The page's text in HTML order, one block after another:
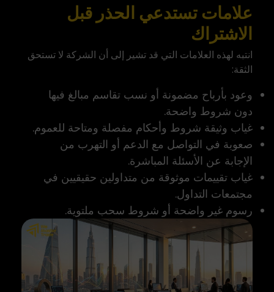
علامات تستدعي الحذر قبل
الاشتراك
انتبه لهذه العلامات التي قد تشير إلى أن الشركة لا تستحق
الثقة:
وعود بأرباح مضمونة أو نسب تقاسم مبالغ فيها
دون شروط واضحة.
غياب وثيقة شروط وأحكام مفصلة ومتاحة للعموم.
صعوبة في التواصل مع الدعم أو التهرب من
الإجابة عن الأسئلة المباشرة.
غياب تقييمات موثوقة من متداولين حقيقيين في
مجتمعات التداول.
رسوم غير واضحة أو شروط سحب ملتوية.